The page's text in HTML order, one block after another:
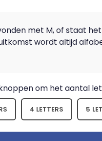
met M, of staat
wordt altijd
om het aantal
4 LETTERS 5